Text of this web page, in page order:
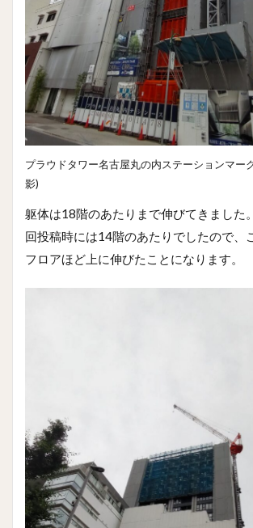
プラウドタワー名古屋丸の内ステーションマー
影)
躯体は18階のあたりまで伸びてきました
回投稿時には14階のあたりでしたので、
フロアほど上に伸びたことになります。